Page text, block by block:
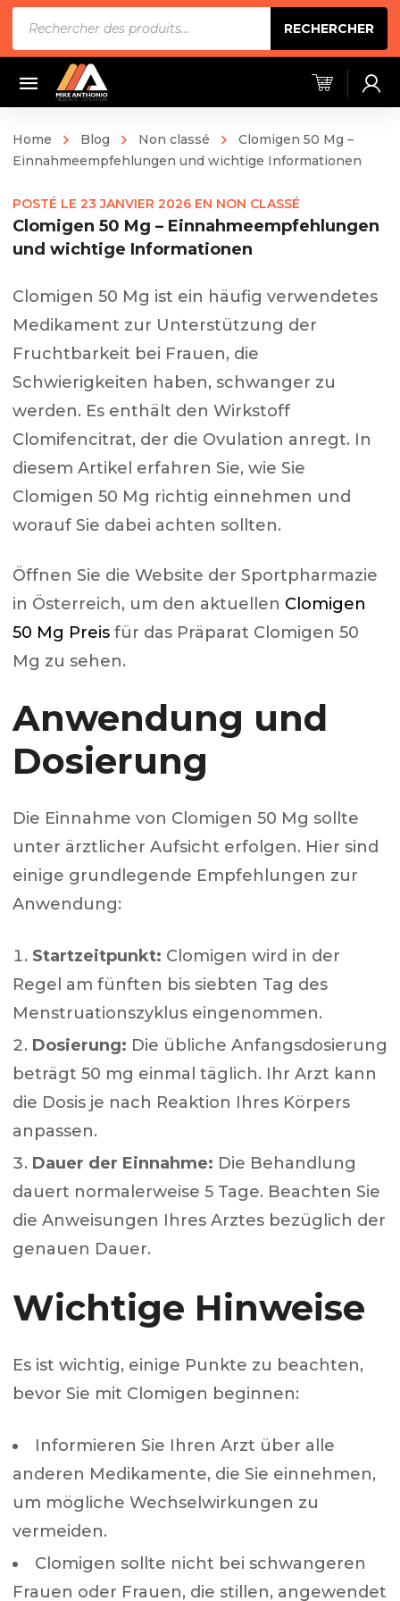
produits
RECHERCHER
Home Blog Non classé
Clomigen 50 Mg –
Einnahmeempfehlungen und wichtige Informationen
POSTÉ LE 23 JANVIER 2026 EN NON CLASSÉ
Clomigen 50 Mg – Einnahmeempfehlungen
und wichtige Informationen
Clomigen 50 Mg ist ein häufig verwendetes
Medikament zur Unterstützung der
Fruchtbarkeit bei Frauen, die
Schwierigkeiten haben, schwanger zu
werden. Es enthält den Wirkstoff
Clomifencitrat, der die Ovulation anregt. In
diesem Artikel erfahren Sie, wie Sie
Clomigen 50 Mg richtig einnehmen und
worauf Sie dabei achten sollten.
Öffnen Sie die Website der Sportpharmazie
in Österreich, um den aktuellen Clomigen
50 Mg Preis für das Präparat Clomigen 50
Mg zu sehen.
Anwendung und
Dosierung
Die Einnahme von Clomigen 50 Mg sollte
unter ärztlicher Aufsicht erfolgen. Hier sind
einige grundlegende Empfehlungen zur
Anwendung:
Startzeitpunkt: Clomigen wird in der
Regel am fünften bis siebten Tag des
Menstruationszyklus eingenommen.
Dosierung: Die übliche Anfangsdosierung
beträgt 50 mg einmal täglich. Ihr Arzt kann
die Dosis je nach Reaktion Ihres Körpers
anpassen.
Dauer der Einnahme: Die Behandlung
dauert normalerweise 5 Tage. Beachten Sie
die Anweisungen Ihres Arztes bezüglich der
genauen Dauer.
Wichtige Hinweise
Es ist wichtig, einige Punkte zu beachten,
bevor Sie mit Clomigen beginnen:
Informieren Sie Ihren Arzt über alle
anderen Medikamente, die Sie einnehmen,
um mögliche Wechselwirkungen zu
vermeiden.
Clomigen sollte nicht bei schwangeren
Frauen oder Frauen, die stillen, angewendet